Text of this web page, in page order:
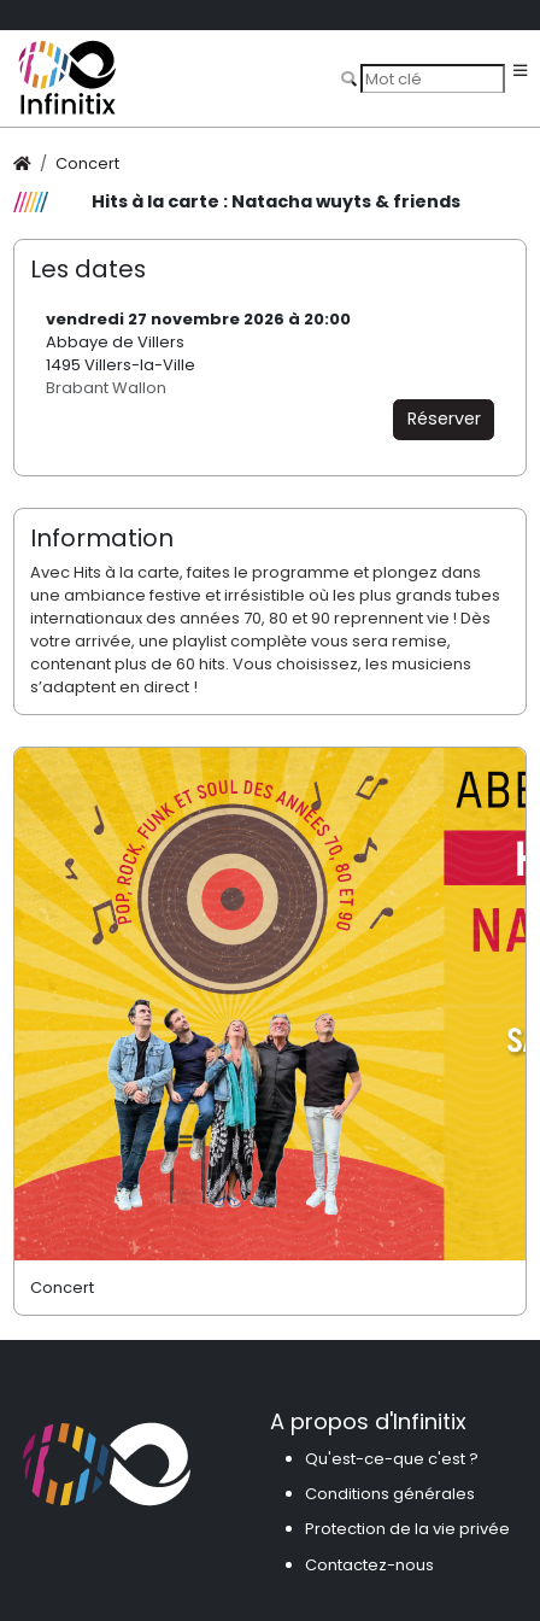
Concert
Hits à la carte : Natacha wuyts & friends
Les dates
vendredi 27 novembre 2026 à 20:00
Abbaye de Villers
1495 Villers-la-Ville
Brabant Wallon
Réserver
Information
Avec Hits à la carte, faites le programme et plongez dans
une ambiance festive et irrésistible où les plus grands tubes
internationaux des années 70, 80 et 90 reprennent vie ! Dès
votre arrivée, une playlist complète vous sera remise,
contenant plus de 60 hits. Vous choisissez, les musiciens
s’adaptent en direct !
Concert
A propos d'Infinitix
Qu'est-ce-que c'est ?
Conditions générales
Protection de la vie privée
Contactez-nous